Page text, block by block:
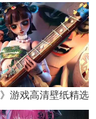
游戏高清壁纸精选